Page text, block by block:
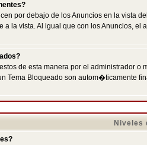
por debajo de los Anuncios en la
a la vista. Al igual que con los Anuncios,
de esta manera por el administrador
Tema Bloqueado son autom�ticamente
Niveles